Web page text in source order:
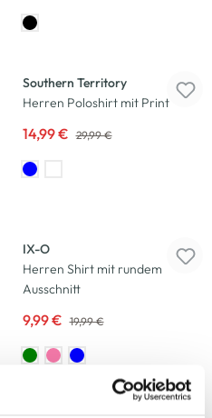
Southern Territory
Herren Poloshirt mit Print
14,99 € 29,99 €
IX-O
Herren Shirt mit rundem
Ausschnitt
9,99 € 19,99 €